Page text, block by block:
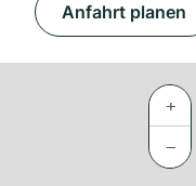
Anfahrt planen
+
−